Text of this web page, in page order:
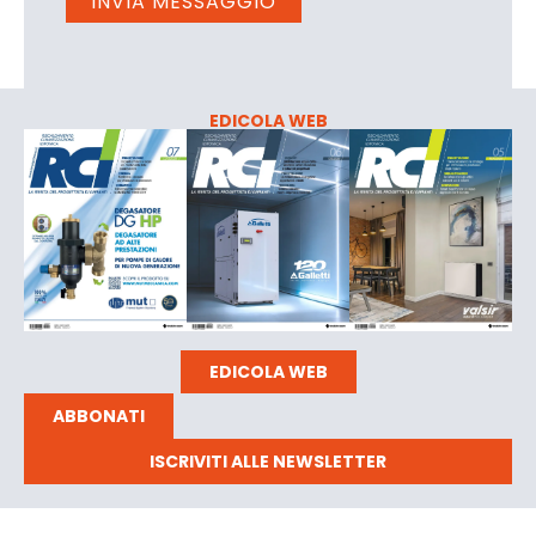
EDICOLA WEB
EDICOLA WEB
ABBONATI
ISCRIVITI ALLE NEWSLETTER